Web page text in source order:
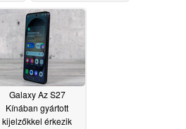
05/14/2026
Galaxy Az S27
Kínában gyártott
kijelzőkkel érkezik